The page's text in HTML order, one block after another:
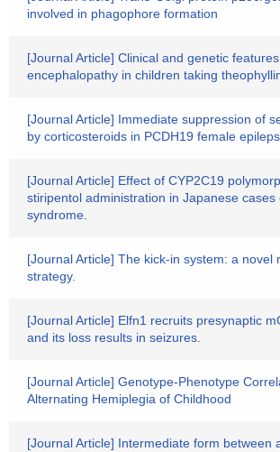
involved in phagophore formation
[Journal Article] Clinical and genetic
encephalopathy in children taking
[Journal Article] Immediate suppression of
by corticosteroids in PCDH19 female
[Journal Article] Effect of CYP2C19
stiripentol administration in Japanese cases
syndrome.
[Journal Article] The kick-in system: a novel
strategy.
[Journal Article] Elfn1 recruits presynaptic
and its loss results in seizures.
[Journal Article] Genotype-Phenotype
Alternating Hemiplegia of Childhood
[Journal Article] Intermediate form between